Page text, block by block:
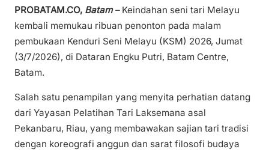
PROBATAM.CO, Batam–Keindahan seni tari Melayu
kembali memukau ribuan penonton pada malam
pembukaan Kenduri Seni Melayu (KSM) 2026, Jumat
(3/7/2026), di Dataran Engku Putri, Batam Centre,
Batam.
Salah satu penampilan yang menyita perhatian datang
dari Yayasan Pelatihan Tari Laksemana asal
Pekanbaru, Riau, yang membawakan sajian tari tradisi
dengan koreografi anggun dan sarat filosofi budaya